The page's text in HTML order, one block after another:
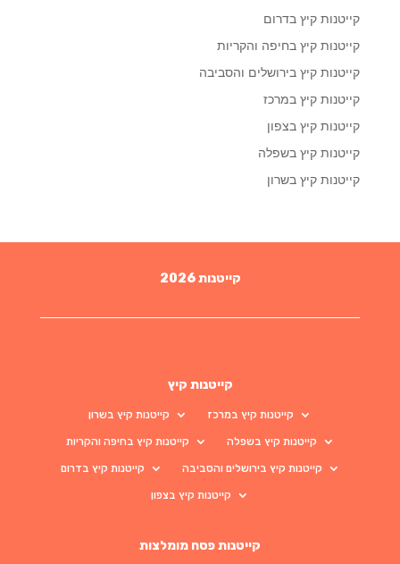
קייטנות קיץ בדרום
קייטנות קיץ בחיפה והקריות
קייטנות קיץ בירושלים והסביבה
קייטנות קיץ במרכז
קייטנות קיץ בצפון
קייטנות קיץ בשפלה
קייטנות קיץ בשרון
קייטנות 2026
קייטנות קיץ
קייטנות קיץ במרכז קייטנות קיץ בשרון
קייטנות קיץ בשפלה קייטנות קיץ בחיפה והקריות
קייטנות קיץ בירושלים והסביבה קייטנות קיץ בדרום
קייטנות קיץ בצפון
קייטנות פסח מומלצות